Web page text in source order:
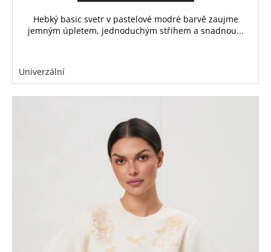
Hebký basic svetr v pastelové modré barvě zaujme
jemným úpletem, jednoduchým střihem a snadnou...
Univerzální